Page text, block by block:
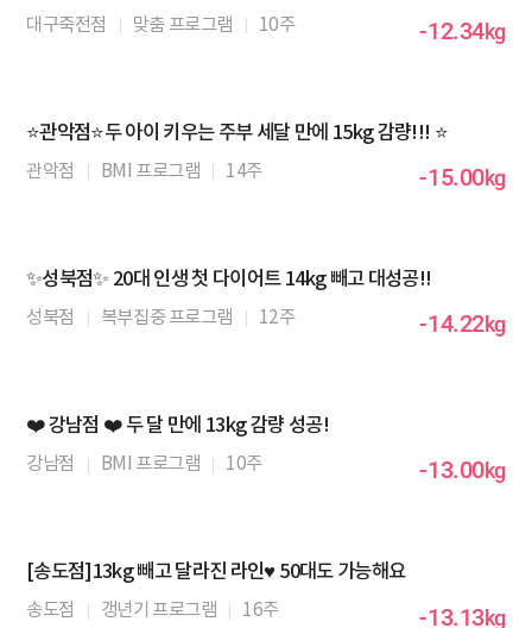
대구죽전점 맞춤 프로그램 10주 -12.34kg
⭐관악점⭐두 아이 키우는 주부 세달 만에 15kg 감량!!! ⭐
관악점 BMI 프로그램 14주 -15.00kg
✨성북점✨ 20대 인생 첫 다이어트 14kg 빼고 대성공!!
성북점 복부집중 프로그램 12주 -14.22kg
❤️ 강남점 ❤️ 두 달 만에 13kg 감량 성공!
강남점 BMI 프로그램 10주 -13.00kg
[송도점]13kg 빼고 달라진 라인♥ 50대도 가능해요
송도점 갱년기 프로그램 16주 -13.13kg